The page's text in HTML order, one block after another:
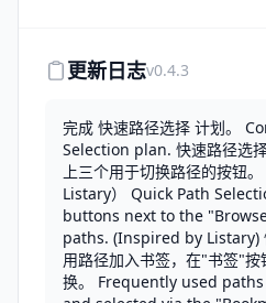
更新日志v0.4.3
完成 快速路径选择 计划。
Selection plan. 快速路径选
上三个用于切换路径的按钮
Listary） Quick Path
buttons next to the
paths. (Inspired by Listary)
用路径加入书签，在"书签"
换。 Frequently used